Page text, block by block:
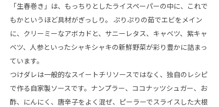
「生春巻き」は、もっちりとしたライスペーパーの中に、これで
もかというほど具材がぎっしり。 ぷりぷりの茹でエビをメイン
に、クリーミーなアボカドと、サニーレタス、キャベツ、紫キャ
ベツ、人参といったシャキシャキの新鮮野菜が彩り豊かに詰まっ
ています。
つけダレは一般的なスイートチリソースではなく、独自のレシピ
で作る自家製ソースです。ナンプラー、ココナッツシュガー、お
酢、にんにく、唐辛子をよく混ぜ、ピーラーでスライスした大根